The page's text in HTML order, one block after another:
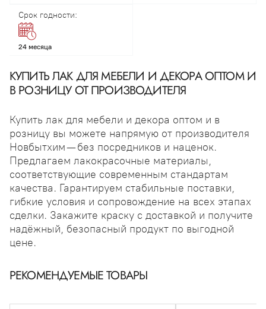
Срок годности:
24 месяца
КУПИТЬ ЛАК ДЛЯ МЕБЕЛИ И ДЕКОРА ОПТОМ И
В РОЗНИЦУ ОТ ПРОИЗВОДИТЕЛЯ
Купить лак для мебели и декора оптом и в
розницу вы можете напрямую от производителя
Новбытхим — без посредников и наценок.
Предлагаем лакокрасочные материалы,
соответствующие современным стандартам
качества. Гарантируем стабильные поставки,
гибкие условия и сопровождение на всех этапах
сделки. Закажите краску с доставкой и получите
надёжный, безопасный продукт по выгодной
цене.
РЕКОМЕНДУЕМЫЕ ТОВАРЫ